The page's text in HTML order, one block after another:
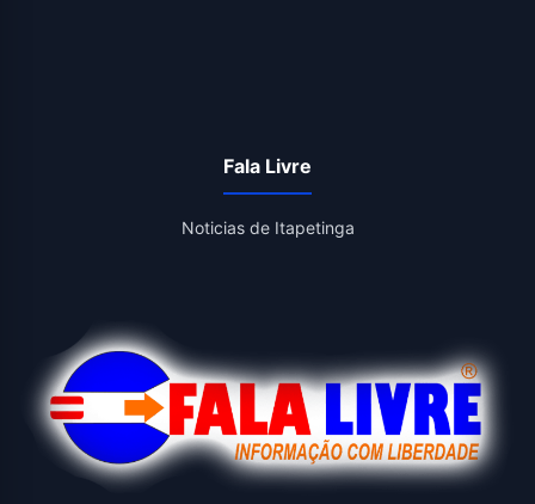
Fala Livre
Noticias de Itapetinga